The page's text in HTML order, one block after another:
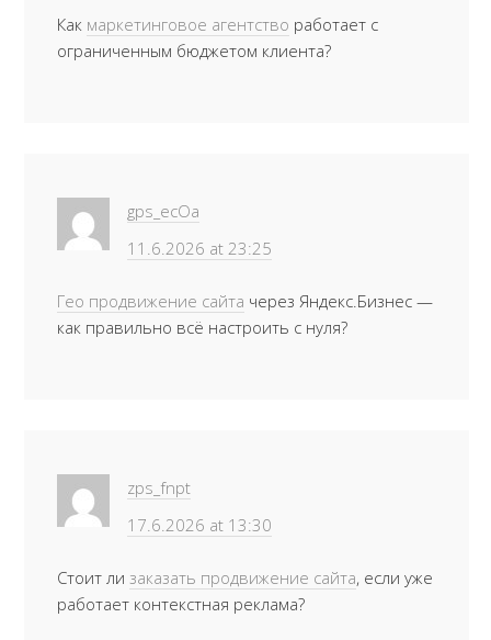
Как маркетинговое агентство работает с
ограниченным бюджетом клиента?
gps_ecOa
11.6.2026 at 23:25
Гео продвижение сайта через Яндекс.Бизнес —
как правильно всё настроить с нуля?
zps_fnpt
17.6.2026 at 13:30
Стоит ли заказать продвижение сайта, если уже
работает контекстная реклама?